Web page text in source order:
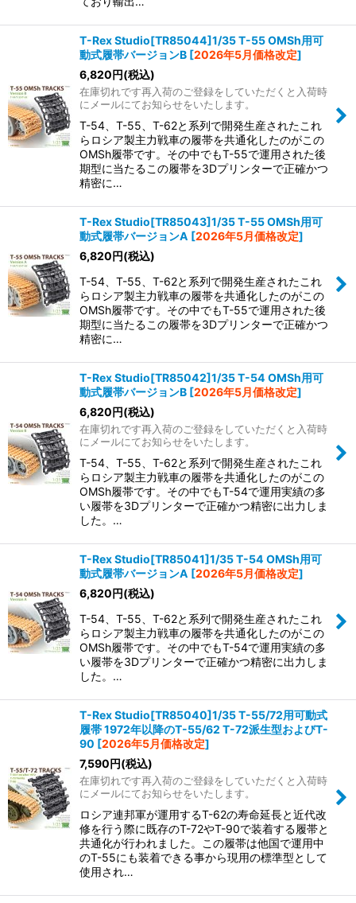
T-Rex Studio[TR85044]1/35 T-55 OMSh用可
動式履帯バージョンB [2026年5月価格改定]
6,820円(税込)
在庫切れです再入荷のご登録をしていただくと入荷時
にメールにてお知らせをいたします。
T-54、T-55、T-62と系列で開発生産されたこれ
らロシア製主力戦車の履帯を共通化したのがこの
OMSh履帯です。その中でもT-55で運用された後
期型に当たるこの履帯を3Dプリンターで正確かつ
精密に…
T-Rex Studio[TR85043]1/35 T-55 OMSh用可
動式履帯バージョンA [2026年5月価格改定]
6,820円(税込)
T-54、T-55、T-62と系列で開発生産されたこれ
らロシア製主力戦車の履帯を共通化したのがこの
OMSh履帯です。その中でもT-55で運用された後
期型に当たるこの履帯を3Dプリンターで正確かつ
精密に…
T-Rex Studio[TR85042]1/35 T-54 OMSh用可
動式履帯バージョンB [2026年5月価格改定]
6,820円(税込)
在庫切れです再入荷のご登録をしていただくと入荷時
にメールにてお知らせをいたします。
T-54、T-55、T-62と系列で開発生産されたこれ
らロシア製主力戦車の履帯を共通化したのがこの
OMSh履帯です。その中でもT-54で運用実績の多
い履帯を3Dプリンターで正確かつ精密に出力しま
した。…
T-Rex Studio[TR85041]1/35 T-54 OMSh用可
動式履帯バージョンA [2026年5月価格改定]
6,820円(税込)
T-54、T-55、T-62と系列で開発生産されたこれ
らロシア製主力戦車の履帯を共通化したのがこの
OMSh履帯です。その中でもT-54で運用実績の多
い履帯を3Dプリンターで正確かつ精密に出力しま
した。…
T-Rex Studio[TR85040]1/35 T-55/72用可動式
履帯 1972年以降のT-55/62 T-72派生型およびT-
90 [2026年5月価格改定]
7,590円(税込)
在庫切れです再入荷のご登録をしていただくと入荷時
にメールにてお知らせをいたします。
ロシア連邦軍が運用するT-62の寿命延長と近代改
修を行う際に既存のT-72やT-90で装着する履帯と
共通化が行われました。この履帯は他国で運用中
のT-55にも装着できる事から現用の標準型として
使用され…